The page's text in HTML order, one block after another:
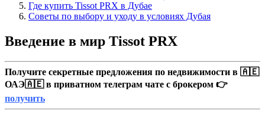
Где купить Tissot PRX в Дубае
Советы по выбору и уходу в условиях Дубая
Введение в мир Tissot PRX
Получите секретные предложения по недвижимости в 🇦🇪
ОАЭ🇦🇪 в приватном телеграм чате с брокером 👉
получить